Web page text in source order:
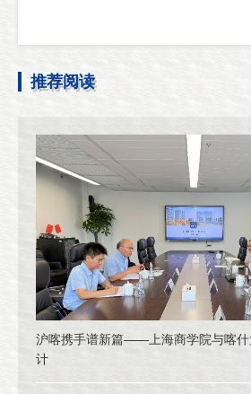
推荐阅读
沪喀携手谱新篇——上海商学院与喀什
计